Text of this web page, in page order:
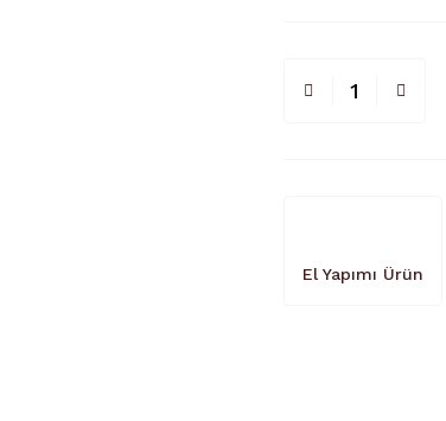
El Yapımı Ürün